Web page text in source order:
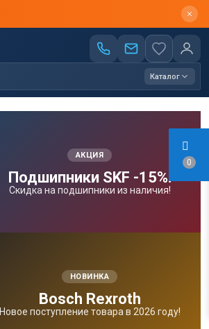
0
Каталог
АКЦИЯ
Подшипники SKF -15%!
Скидка на подшипники из наличия!
НОВИНКА
Bosсh Rexroth
Новое поступление товара в 2026 году!